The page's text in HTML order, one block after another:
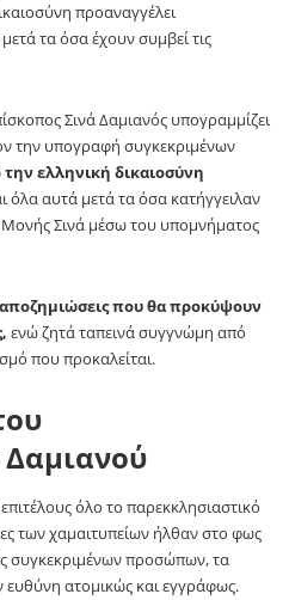
προαναγγέλει
τα όσα έχουν συμβεί τις
Σινά Δαμιανός υπογραμμίζει
την υπογραφή συγκεκριμένων
ελληνική δικαιοσύνη
όλα αυτά μετά τα όσα κατήγγειλαν
Μονής Σινά μέσω του υπομνήματος
που θα προκύψουν
ενώ ζητά ταπεινά συγγνώμη από
που προκαλείται.
επιτέλους όλο το παρεκκλησιαστικό
των χαμαιτυπείων ήλθαν στο φως
συγκεκριμένων προσώπων, τα
ατομικώς και εγγράφως.